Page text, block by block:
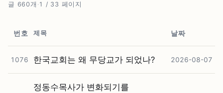
글 660개 · 1 / 33 페이지
번호 제목 날짜
1076 한국교회는 왜 무당교가 되었나? 2026-08-07
정동수목사가 변화되기를